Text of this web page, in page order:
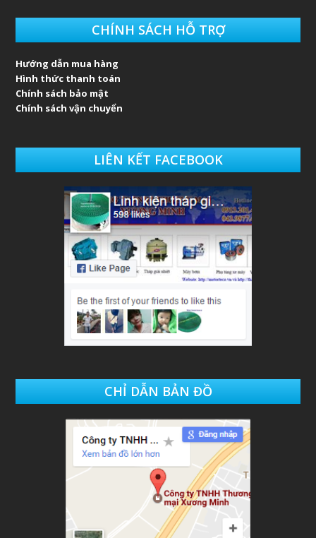
CHÍNH SÁCH HỖ TRỢ
Hướng dẫn mua hàng
Hình thức thanh toán
Chính sách bảo mật
Chính sách vận chuyển
LIÊN KẾT FACEBOOK
CHỈ DẪN BẢN ĐỒ